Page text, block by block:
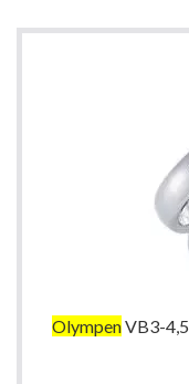
OlympenVB3-4,5